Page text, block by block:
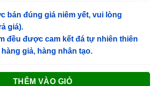
bán đúng giá niêm yết, vui lòng
giá).
đều được cam kết đá tự nhiên thiên
giả, hàng nhân tạo.
THÊM VÀO GIỎ